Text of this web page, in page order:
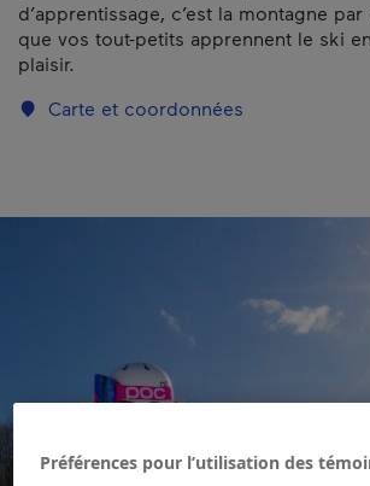
d’apprentissage, c’est la montagne
que vos tout-petits apprennent le ski
plaisir.
Carte et coordonnées
Préférences pour l’utilisation des